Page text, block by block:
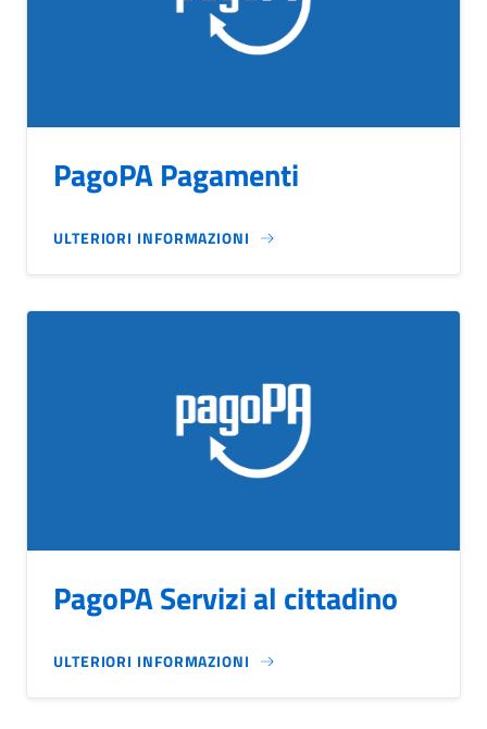
PagoPA Pagamenti
ULTERIORI INFORMAZIONI
PagoPA Servizi al cittadino
ULTERIORI INFORMAZIONI